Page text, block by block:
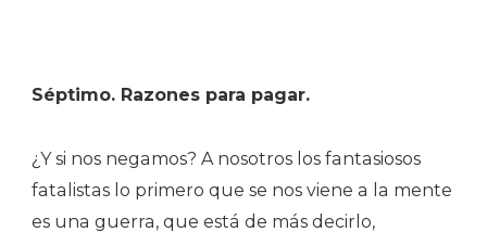
Séptimo. Razones para pagar.
¿Y si nos negamos? A nosotros los fantasiosos
fatalistas lo primero que se nos viene a la mente
es una guerra, que está de más decirlo,